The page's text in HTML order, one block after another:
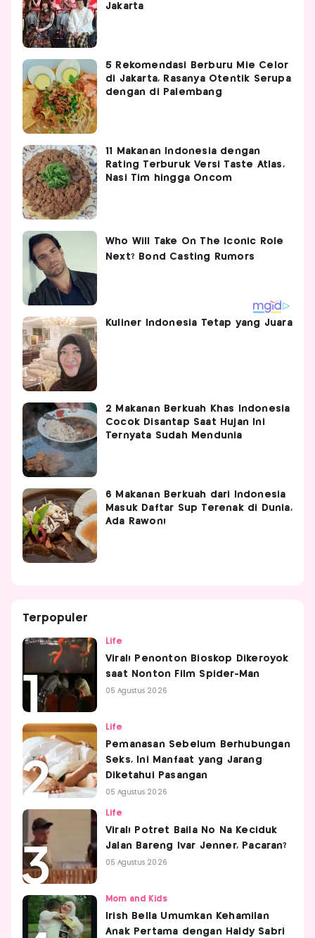
Jakarta
5 Rekomendasi Berburu Mie Celor
di Jakarta, Rasanya Otentik Serupa
dengan di Palembang
11 Makanan Indonesia dengan
Rating Terburuk Versi Taste Atlas,
Nasi Tim hingga Oncom
Kuliner Indonesia Tetap yang Juara
2 Makanan Berkuah Khas Indonesia
Cocok Disantap Saat Hujan Ini
Ternyata Sudah Mendunia
6 Makanan Berkuah dari Indonesia
Masuk Daftar Sup Terenak di Dunia,
Ada Rawon!
Terpopuler
Life
Viral! Penonton Bioskop Dikeroyok
saat Nonton Film Spider-Man
05 Agustus 2026
Life
Pemanasan Sebelum Berhubungan
Seks, Ini Manfaat yang Jarang
Diketahui Pasangan
05 Agustus 2026
Life
Viral! Potret Baila No Na Keciduk
Jalan Bareng Ivar Jenner, Pacaran?
05 Agustus 2026
Mom and Kids
Irish Bella Umumkan Kehamilan
Anak Pertama dengan Haldy Sabri